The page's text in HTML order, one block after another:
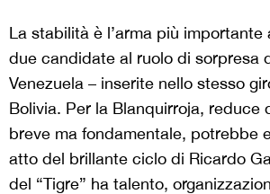
La stabilità è l’arma più
due candidate al ruolo di sorpresa
Venezuela – inserite nello stesso
Bolivia. Per la Blanquirroja, reduce
breve ma fondamentale, potrebbe
atto del brillante ciclo di Ricardo
del “Tigre” ha talento,